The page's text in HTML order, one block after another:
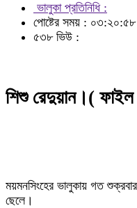
ভালুকা প্রতিনিধি :
পোষ্টের সময় :
৫৩৮ ভিউ :
শিশু রেদুয়ান।( ফাইল
ময়মনসিংহের ভালুকায় গত
ছেলে।